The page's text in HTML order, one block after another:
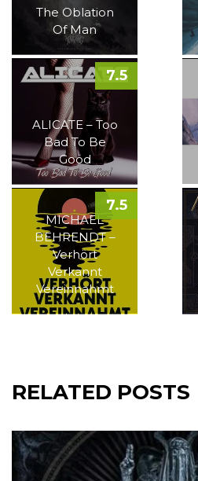
The Oblation
Of Man
ALICATE – Too
Bad To Be
Good
7.5
MICHAEL
BEHRENDT –
Verhört
Verkannt
Vereinnahmt
7.5
RELATED POSTS